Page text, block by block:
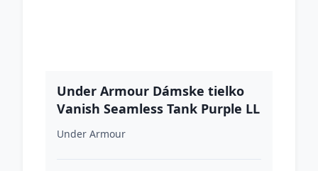
Under Armour Dámske tielko
Vanish Seamless Tank Purple LL
Under Armour